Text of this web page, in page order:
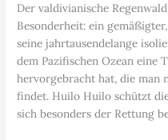
Der valdivianische
Besonderheit: ein
seine jahrtausendelange
dem Pazifischen Ozean eine
hervorgebracht hat, die man
findet. Huilo Huilo schützt
sich besonders der Rettung